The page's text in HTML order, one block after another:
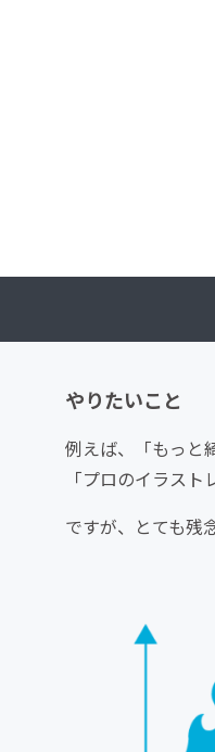
やりたいこと
例えば、「もっと
「プロのイラス
ですが、とても残